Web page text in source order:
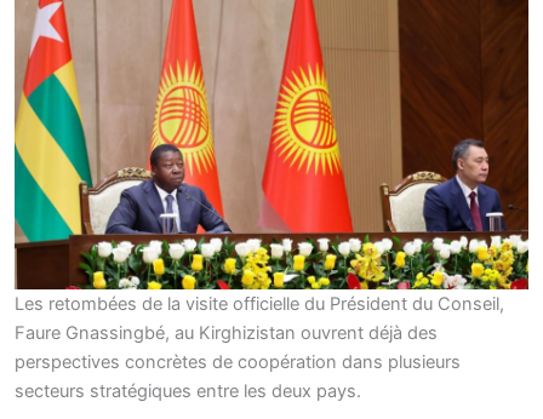
Les retombées de la visite officielle du Président du Conseil,
Faure Gnassingbé, au Kirghizistan ouvrent déjà des
perspectives concrètes de coopération dans plusieurs
secteurs stratégiques entre les deux pays.